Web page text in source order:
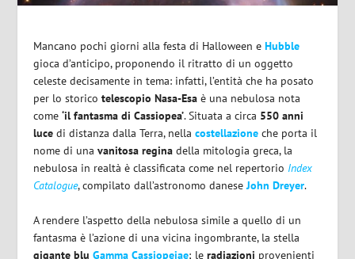
Mancano pochi giorni alla festa di Halloween eHubble
gioca d’anticipo, proponendo il ritratto di un oggetto
celeste decisamente in tema: infatti, l’entità che ha posato
per lo storico telescopio Nasa-Esa è una nebulosa nota
come‘il fantasma di Cassiopea’. Situata a circa 550 anni
luce di distanza dalla Terra, nella costellazione che porta il
nome di unavanitosa regina della mitologia greca, la
nebulosa in realtà è classificata come nel repertorio Index
Catalogue, compilato dall’astronomo daneseJohn Dreyer.
A rendere l’aspetto della nebulosa simile a quello di un
fantasma è l’azione di una vicina ingombrante, la stella
gigante bluGamma Cassiopeiae; leradiazioni provenienti